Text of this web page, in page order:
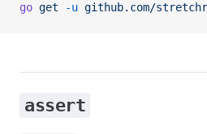
go get -u github.com/
assert